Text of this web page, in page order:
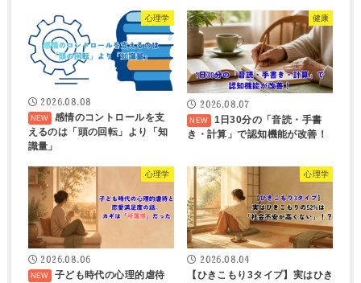
心理学
2026.08.08
感情のコントロールを支
えるのは「頭の回転」より「知
識量」
健康
2026.08.07
1日30分の「音読・手書
き・計算」で認知機能が改善！
心理学
2026.08.06
子ども時代の心理的虐待
心理学
2026.08.04
【ひきこもり3タイプ】実はひき